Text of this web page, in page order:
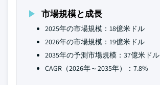
市場規模と成長
2025年の市場規模：18億米ドル
2026年の市場規模：19億米ドル
2035年の予測市場規模：37億米ドル
CAGR（2026年～2035年）：7.8%